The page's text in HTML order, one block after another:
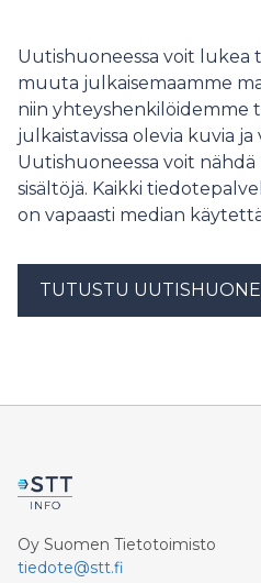
yhteensä noin 2,26
edistämisvaroja. Varat ovat
maksamista valtion
Uutishuoneessa voit lukea
muuta julkaisemaamme
niin yhteyshenkilöidemme
julkaistavissa olevia kuvia ja
Uutishuoneessa voit nähdä
sisältöjä. Kaikki
on vapaasti median
TUTUSTU
Oy Suomen Tietotoimisto
tiedote@stt.fi